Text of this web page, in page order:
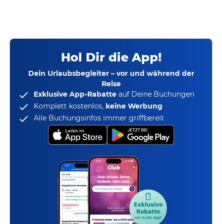
Hol Dir die App!
Dein Urlaubsbegleiter – vor und während der
Reise
Exklusive App-Rabatte auf Deine Buchungen
Komplett kostenlos, keine Werbung
Alle Buchungsinfos immer griffbereit